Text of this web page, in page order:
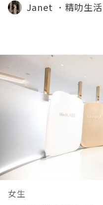
Janet ．精叻生活
女生